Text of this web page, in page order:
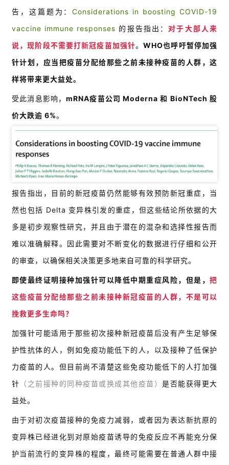
告，这篇题为：Considerations in boosting COVID-19
vaccine immune responses 的报告指出： 对于大部人来
说，现阶段不需要打新冠疫苗加强针。WHO也呼吁暂停加强
针计划，应当把疫苗分配给那些之前未接种疫苗的人群，这
样将带来更大益处。
受此消息影响，mRNA疫苗公司 Moderna 和 BioNTech 股
价大跌逾 6%。
报告指出，目前的新冠疫苗仍然能够有效预防新冠重症，当
然也包括 Delta 变异株引发的重症，但这些结论所依据的大
多是初步观察性研究，并且由于潜在的混杂和选择性报告而
难以准确解释。因此需要对不断变化的数据进行仔细和公开
的审查，以确保相关决策更多地来自可靠的科学研究。
即使最终证明接种加强针可以降低中期重症风险，但是， 把
这些疫苗分配给那些之前未接种新冠疫苗的人群，不是可以
挽救更多生命吗？
加强针可能适用于那些初次接种新冠疫苗后没有产生足够保
护性抗体的人，例如免疫功能低下的人，以及接种了低保护
力疫苗的人。但目前尚不清楚这些免疫功能低下的人打加强
针 （之前接种的同种疫苗或换成其他疫苗）是否能获得更大
益处。
由于对初次疫苗接种的免疫力减弱，或者因为表达新抗原的
变异株已经进化到对原始疫苗诱导的免疫反应不再能充分保
护当前流行的变异株的程度，最终可能需要在普通人群中接